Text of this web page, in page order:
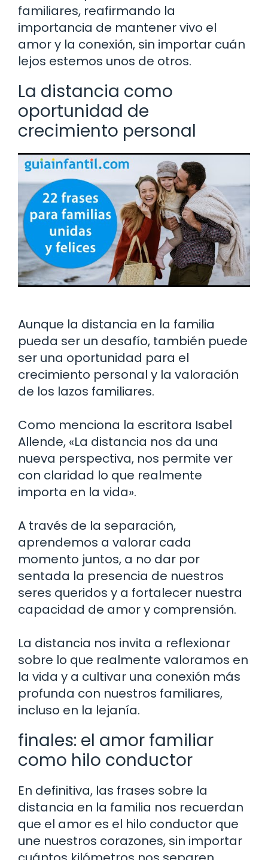
familiares, reafirmando la
importancia de mantener vivo el
amor y la conexión, sin importar cuán
lejos estemos unos de otros.
La distancia como
oportunidad de
crecimiento personal
Aunque la distancia en la familia
pueda ser un desafío, también puede
ser una oportunidad para el
crecimiento personal y la valoración
de los lazos familiares.
Como menciona la escritora Isabel
Allende, «La distancia nos da una
nueva perspectiva, nos permite ver
con claridad lo que realmente
importa en la vida».
A través de la separación,
aprendemos a valorar cada
momento juntos, a no dar por
sentada la presencia de nuestros
seres queridos y a fortalecer nuestra
capacidad de amor y comprensión.
La distancia nos invita a reflexionar
sobre lo que realmente valoramos en
la vida y a cultivar una conexión más
profunda con nuestros familiares,
incluso en la lejanía.
finales: el amor familiar
como hilo conductor
En definitiva, las frases sobre la
distancia en la familia nos recuerdan
que el amor es el hilo conductor que
une nuestros corazones, sin importar